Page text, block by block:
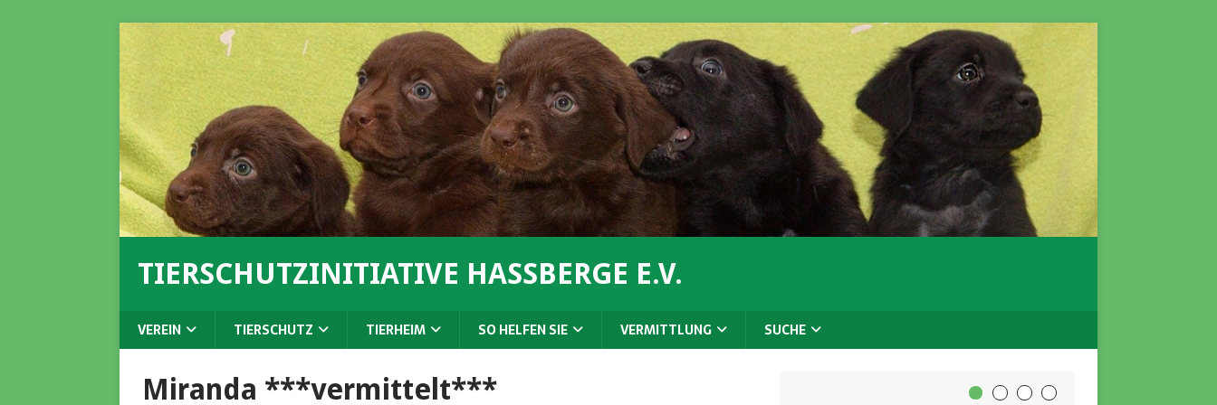
TIERSCHUTZINITIATIVE HASSBERGE E.V.
VEREIN TIERSCHUTZ TIERHEIM SO HELFEN SIE VERMITTLUNG SUCHE
Miranda ***vermittelt***